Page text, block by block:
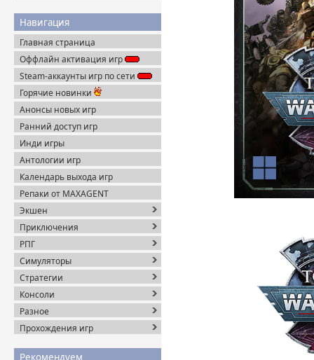
Навигация
Главная страница
Оффлайн активация игр
Steam-аккаунты игр по сети
Горячие новинки
Анонсы новых игр
Ранний доступ игр
Инди игры
Антологии игр
Календарь выхода игр
Репаки от MAXAGENT
Экшен
Приключения
РПГ
Симуляторы
Стратегии
Консоли
Разное
Прохождения игр
Рекомендуем